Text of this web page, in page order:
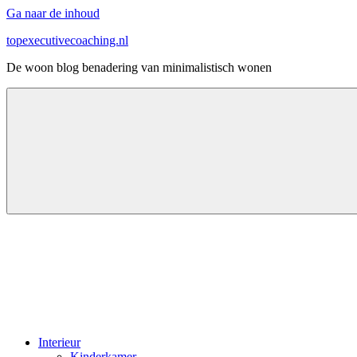
Ga naar de inhoud
topexecutivecoaching.nl
De woon blog benadering van minimalistisch wonen
Interieur